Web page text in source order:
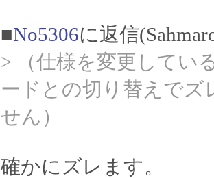
■No5306に返信
> （仕様を変更してい
ードとの切り替えで
せん）
確かにズレます。